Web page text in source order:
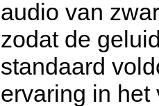
audio van
zodat de
standaard
ervaring in het